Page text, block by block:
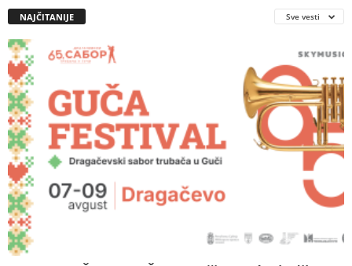
NAJČITANIJE Sve vesti